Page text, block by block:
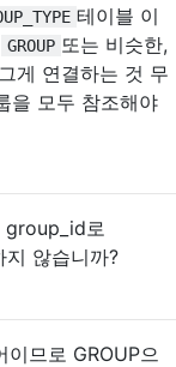
테이블 이
GROUP 또는 비슷한,
그게 연결하는 것 무
을 모두 참조해야
group_id로
않습니까?
므로 GROUP으